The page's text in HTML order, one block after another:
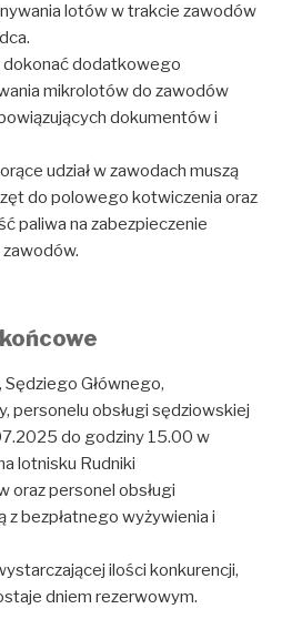
lotów w trakcie zawodów
dokonać dodatkowego
mikrolotów do zawodów
dokumentów i
udział w zawodach muszą
do polowego kotwiczenia oraz
paliwa na zabezpieczenie
Głównego,
personelu obsługi sędziowskiej
do godziny 15.00 w
lotnisku Rudniki
oraz personel obsługi
bezpłatnego wyżywienia i
ilości konkurencji,
dniem rezerwowym.